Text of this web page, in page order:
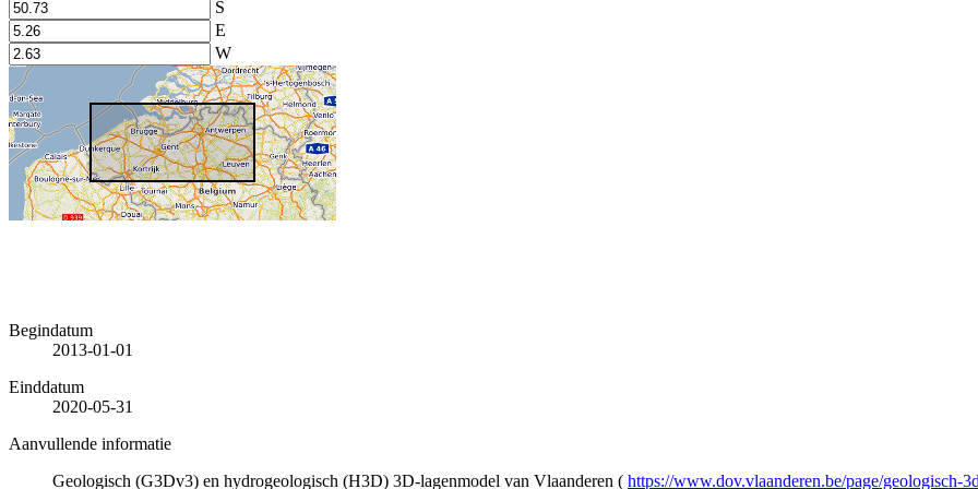
S
E
W
Begindatum
2013-01-01
Einddatum
2020-05-31
Aanvullende informatie
Geologisch (G3Dv3) en hydrogeologisch (H3D) 3D-lagenmodel van Vlaanderen ( https://www.dov.vlaanderen.be/page/geologisch-